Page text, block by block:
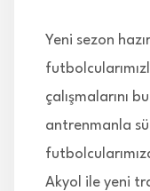
Yeni sezon
çalışmalarını
antrenmanla
Akyol ile yeni